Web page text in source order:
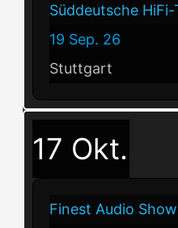
Süddeutsche
19 Sep. 26
Stuttgart
17 Okt.
Finest Audio